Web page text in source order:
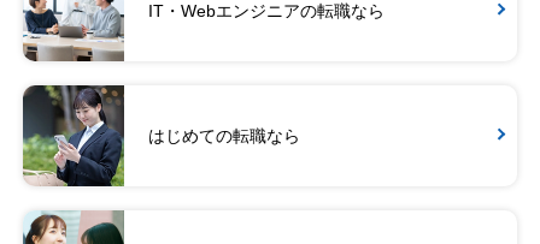
IT・Webエンジニアの転職なら
はじめての転職なら